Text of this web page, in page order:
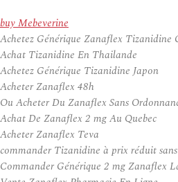
buy Mebeverine
Achetez Générique Zanaflex Tizanidine
Achat Tizanidine En Thailande
Achetez Générique Tizanidine Japon
Acheter Zanaflex 48h
Ou Acheter Du Zanaflex Sans
Achat De Zanaflex 2 mg Au Quebec
Acheter Zanaflex Teva
commander Tizanidine à prix réduit
Commander Générique 2 mg Zanaflex